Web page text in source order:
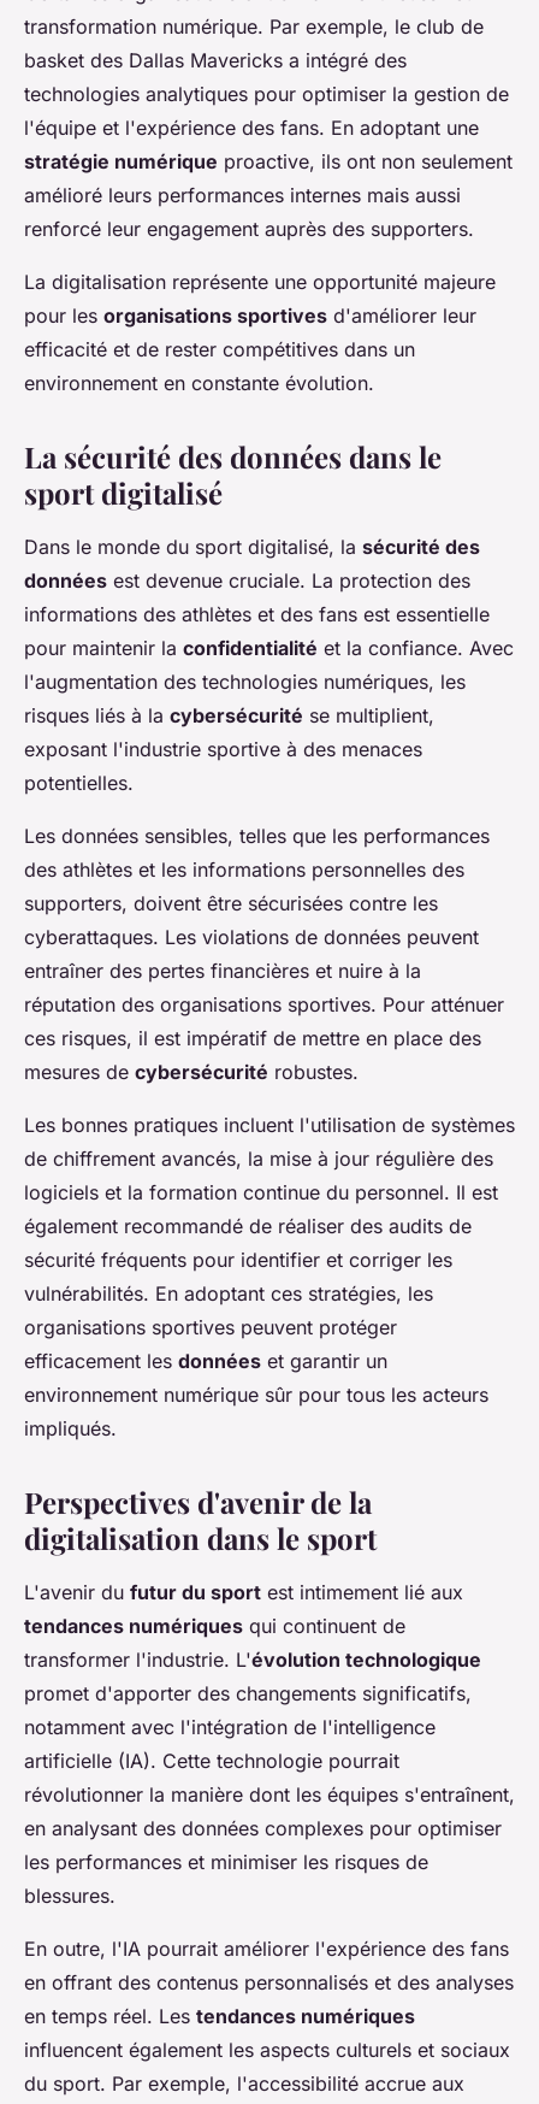
transformation numérique. Par exemple, le club de
basket des Dallas Mavericks a intégré des
technologies analytiques pour optimiser la gestion de
l'équipe et l'expérience des fans. En adoptant une
stratégie numérique proactive, ils ont non seulement
amélioré leurs performances internes mais aussi
renforcé leur engagement auprès des supporters.
La digitalisation représente une opportunité majeure
pour les organisations sportives d'améliorer leur
efficacité et de rester compétitives dans un
environnement en constante évolution.
La sécurité des données dans le
sport digitalisé
Dans le monde du sport digitalisé, la sécurité des
données est devenue cruciale. La protection des
informations des athlètes et des fans est essentielle
pour maintenir la confidentialité et la confiance. Avec
l'augmentation des technologies numériques, les
risques liés à la cybersécurité se multiplient,
exposant l'industrie sportive à des menaces
potentielles.
Les données sensibles, telles que les performances
des athlètes et les informations personnelles des
supporters, doivent être sécurisées contre les
cyberattaques. Les violations de données peuvent
entraîner des pertes financières et nuire à la
réputation des organisations sportives. Pour atténuer
ces risques, il est impératif de mettre en place des
mesures de cybersécurité robustes.
Les bonnes pratiques incluent l'utilisation de systèmes
de chiffrement avancés, la mise à jour régulière des
logiciels et la formation continue du personnel. Il est
également recommandé de réaliser des audits de
sécurité fréquents pour identifier et corriger les
vulnérabilités. En adoptant ces stratégies, les
organisations sportives peuvent protéger
efficacement les données et garantir un
environnement numérique sûr pour tous les acteurs
impliqués.
Perspectives d'avenir de la
digitalisation dans le sport
L'avenir du futur du sport est intimement lié aux
tendances numériques qui continuent de
transformer l'industrie. L'évolution technologique
promet d'apporter des changements significatifs,
notamment avec l'intégration de l'intelligence
artificielle (IA). Cette technologie pourrait
révolutionner la manière dont les équipes s'entraînent,
en analysant des données complexes pour optimiser
les performances et minimiser les risques de
blessures.
En outre, l'IA pourrait améliorer l'expérience des fans
en offrant des contenus personnalisés et des analyses
en temps réel. Les tendances numériques
influencent également les aspects culturels et sociaux
du sport. Par exemple, l'accessibilité accrue aux